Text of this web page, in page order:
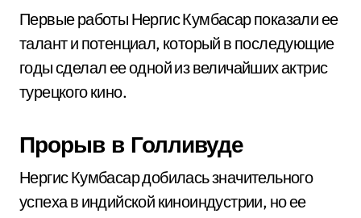
Первые работы Нергис Кумбасар показали ее
талант и потенциал, который в последующие
годы сделал ее одной из величайших актрис
турецкого кино.
Прорыв в Голливуде
Нергис Кумбасар добилась значительного
успеха в индийской киноиндустрии, но ее